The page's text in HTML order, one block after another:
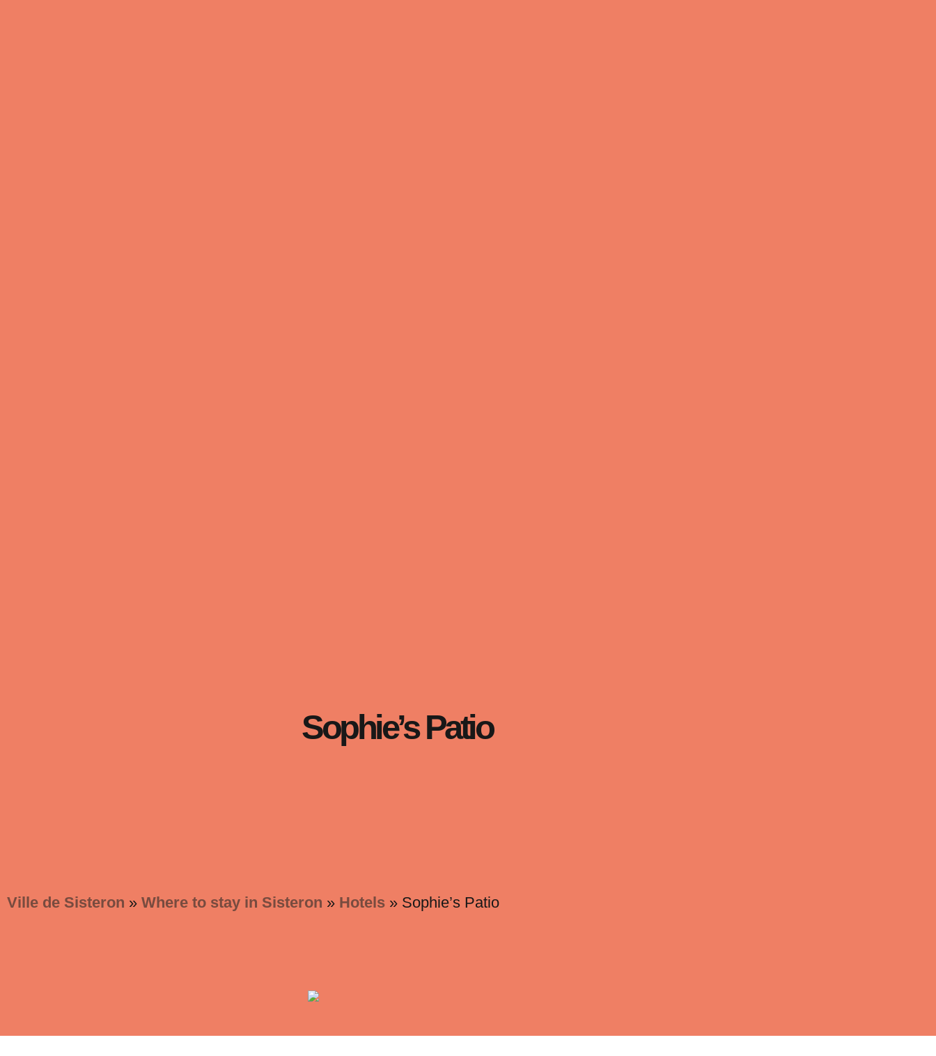
Sophie’s Patio
Ville de Sisteron » Where to stay in Sisteron » Hotels » Sophie’s Patio